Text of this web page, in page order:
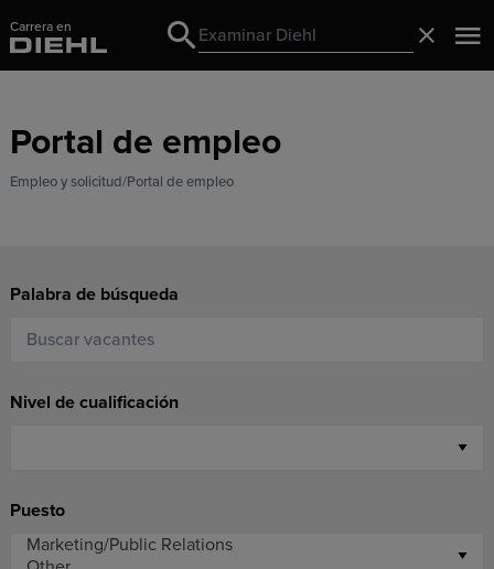
Carrera en
Search
Search
Portal de empleo
Empleo y solicitud Portal de empleo
Palabra de búsqueda
Nivel de cualificación
Puesto